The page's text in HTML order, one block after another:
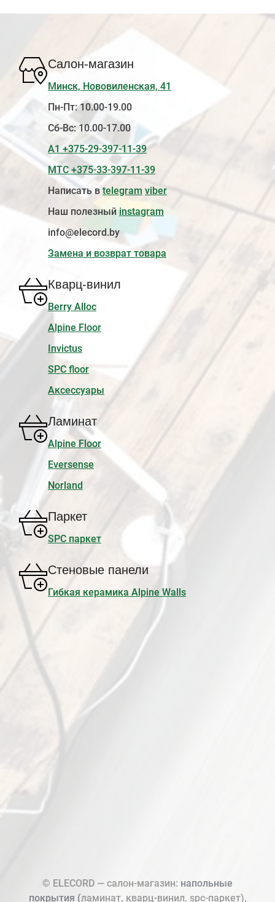
Салон-магазин
Минск, Нововиленская, 41
Пн-Пт: 10.00-19.00
Сб-Вс: 10.00-17.00
А1 +375-29-397-11-39
МТС +375-33-397-11-39
Написать в telegram viber
Наш полезныйinstagram
info@elecord.by
Замена и возврат товара
Кварц-винил
Berry Alloc
Alpine Floor
Invictus
SPC floor
Аксессуары
Ламинат
Alpine Floor
Eversense
Norland
Паркет
SPC паркет
Стеновые панели
Гибкая керамика Alpine Walls
© ELECORD — салон-магазин: напольные
покрытия (ламинат, кварц-винил, spc-паркет),